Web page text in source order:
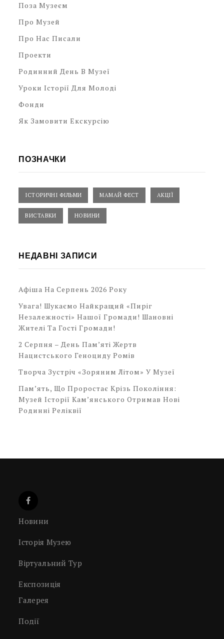
Поза Музеєм
Про Музей
Про Нас Писали
Проекти
Родинний День В Музеї
Уроки Історії Для Молоді
Фонди
Як Замовити Екскурсію
ПОЗНАЧКИ
ІСТОРИЧНІ ФІЛЬМИ МАМАЙ ФЕСТ АКЦІЇ
ВИСТАВКИ НОВИНИ
НЕДАВНІ ЗАПИСИ
Афіша На Серпень 2026 Року
Увага! Шукаємо Найкращий «Пиріг
Незалежності» Нашої Громади! Шановні
Жителі Та Гості Громади!
2 Серпня – День Пам’яті Жертв
Нацистського Геноциду Ромів
Творча Зустріч «Зоряним Літом» У Музеї
Пам’ять, Що Проростає Крізь Покоління:
Музей Історії Кам’янського Отримав Нові
Родинні Реліквії
Новини
Історія Музею
Віртуальний Тур
Експозиція
Галерея
Події